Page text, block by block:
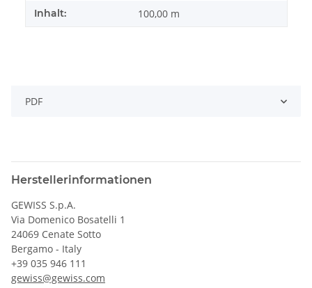
Inhalt: 100,00 m
PDF
Herstellerinformationen
GEWISS S.p.A.
Via Domenico Bosatelli 1
24069 Cenate Sotto
Bergamo - Italy
+39 035 946 111
gewiss@gewiss.com